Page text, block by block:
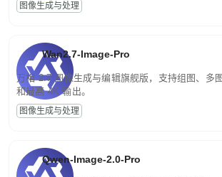
图像生成与处理
Wan2.7-Image-Pro
万相 2.7 图像生成与编辑旗舰版，支持组图、多
和最高 4K 输出。
图像生成与处理
Qwen-Image-2.0-Pro